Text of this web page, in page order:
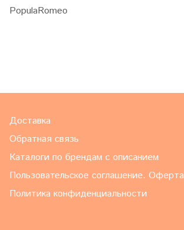
PopulaRomeo
Доставка
Обратная связь
Каталоги по брендам с описанием
Пользовательское соглашение. Оферта
Политика конфиденциальности